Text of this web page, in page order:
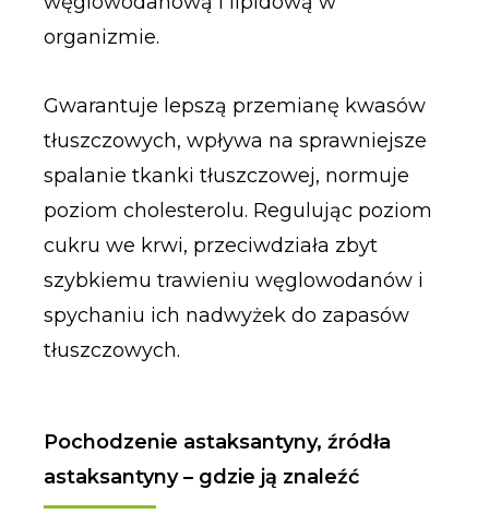
organizmie.
Gwarantuje lepszą przemianę kwasów
tłuszczowych, wpływa na sprawniejsze
spalanie tkanki tłuszczowej, normuje
poziom cholesterolu. Regulując poziom
cukru we krwi, przeciwdziała zbyt
szybkiemu trawieniu węglowodanów i
spychaniu ich nadwyżek do zapasów
tłuszczowych.
Pochodzenie astaksantyny, źródła
astaksantyny – gdzie ją znaleźć